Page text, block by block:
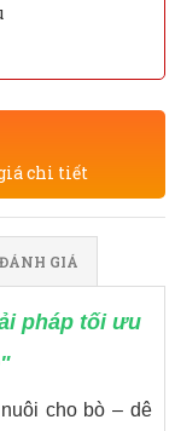
chi tiết
ĐÁNH GIÁ
pháp tối ưu
cho bò – dê